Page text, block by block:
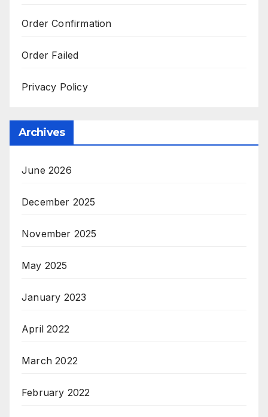
Order Confirmation
Order Failed
Privacy Policy
Archives
June 2026
December 2025
November 2025
May 2025
January 2023
April 2022
March 2022
February 2022